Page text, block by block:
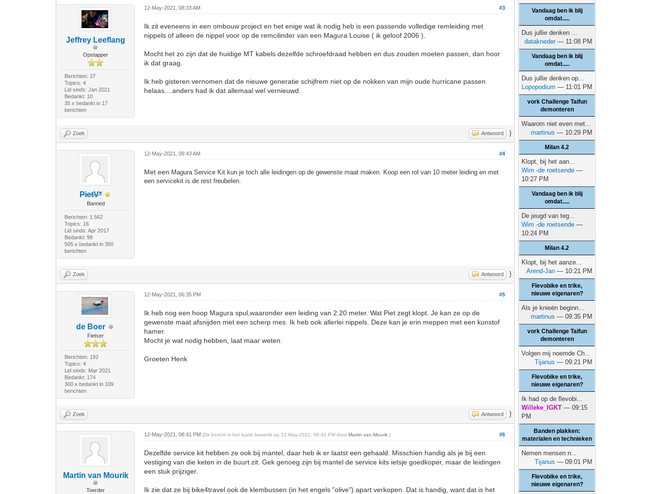
Jeffrey Leeflang
Opstapper
Berichten: 27
Topics: 4
Lid sinds: Jan 2021
Bedankt: 10
35 x bedankt in 17
berichten
#3
12-May-2021, 08:33 AM
Ik zit eveneens in een ombouw project en het enige wat ik nodig heb is een passende volledige remleiding met
nippels of alleen de nippel voor op de remcilinder van een Magura Louise ( ik geloof 2006 ).
Mocht het zo zijn dat de huidige MT kabels dezelfde schroefdraad hebben en dus zouden moeten passen, dan hoor
ik dat graag.
Ik heb gisteren vernomen dat de nieuwe generatie schijfrem niet op de nokken van mijn oude hurricane passen
helaas....anders had ik dat allemaal wel vernieuwd.
Zoek Antwoord }
PietV*
Banned
Berichten: 1.562
Topics: 16
Lid sinds: Apr 2017
Bedankt: 98
505 x bedankt in 350
berichten
#4
12-May-2021, 09:43 AM
Met een Magura Service Kit kun je toch alle leidingen op de gewenste maat maken. Koop een rol van 10 meter leiding en met
een servicekit is de rest freubelen.
Zoek Antwoord }
de Boer
Fietser
Berichten: 192
Topics: 4
Lid sinds: Mar 2021
Bedankt: 174
300 x bedankt in 109
berichten
#5
12-May-2021, 06:35 PM
Ik heb nog een hoop Magura spul,waaronder een leiding van 2.20 meter. Wat Piet zegt klopt. Je kan ze op de
gewenste maat afsnijden met een scherp mes. Ik heb ook allerlei nippels. Deze kan je erin meppen met een kunstof
hamer.
Mocht je wat nodig hebben, laat maar weten.
Groeten Henk
Zoek Antwoord }
Martin van Mourik
Toerder
#6
12-May-2021, 08:41 PM(Dit bericht is het laatst bewerkt op 12-May-2021, 08:41 PM doorMartin van Mourik .)
Dezelfde service kit hebben ze ook bij mantel, daar heb ik er laatst een gehaald. Misschien handig als je bij een
vestiging van die keten in de buurt zit. Gek genoeg zijn bij mantel de service kits ietsje goedkoper, maar de leidingen
een stuk prijziger.
Ik zie dat ze bij bike4travel ook de klembussen (in het engels "olive") apart verkopen. Dat is handig, want dat is het
Vandaag ben ik blij
omdat.....
Dus jullie denken ...
datakneder— 11:08 PM
Vandaag ben ik blij
omdat.....
Dus jullie denken op...
Lopopodium — 11:01 PM
vork Challenge Taifun
demonteren
Waarom niet even met...
martinus — 10:29 PM
Milan 4.2
Klopt, bij het aan...
Wim -de roetsende —
10:27 PM
Vandaag ben ik blij
omdat.....
De jeugd van teg...
Wim -de roetsende —
10:24 PM
Milan 4.2
Klopt, bij het aanze...
Arend-Jan — 10:21 PM
Flevobike en trike,
nieuwe eigenaren?
Als je knieën beginn...
martinus — 09:35 PM
vork Challenge Taifun
demonteren
Volgen mij noemde Ch...
Tijanus — 09:21 PM
Flevobike en trike,
nieuwe eigenaren?
Ik had op de flevobi...
Willeke_IGKT — 09:15
PM
Banden plakken:
materialen en technieken
Nemen mensen n...
Tijanus — 09:01 PM
Flevobike en trike,
nieuwe eigenaren?